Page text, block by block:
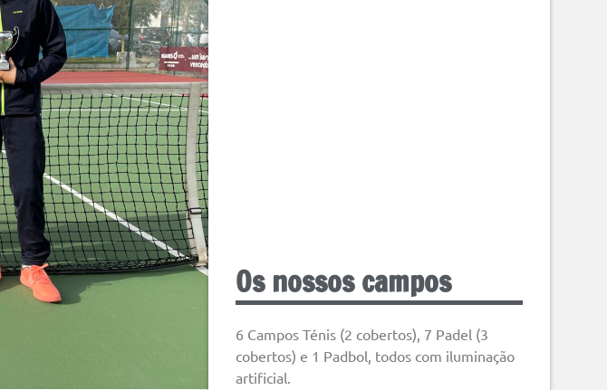
Os nossos campos
6 Campos Ténis (2 cobertos), 7 Padel (3
cobertos) e 1 Padbol, todos com iluminação
artificial.